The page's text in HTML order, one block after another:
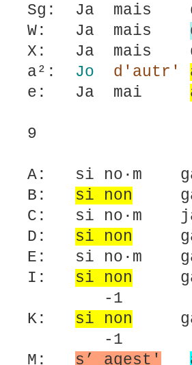
Sg: Ja mais
W: Ja mais
X: Ja mais
a²: Jo d'autr'
e: Ja mai
9
A: si no·m
B: si non gau
C: si no·m
D: si non
E: si no·m
I: si non
-1
K: si non
-1
M: s’ aqest'